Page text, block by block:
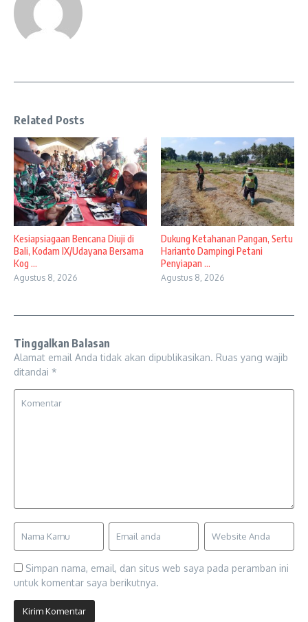
Related Posts
Kesiapsiagaan Bencana Diuji di
Bali, Kodam IX/Udayana Bersama
Kog ...
Agustus 8, 2026
Dukung Ketahanan Pangan, Sertu
Harianto Dampingi Petani
Penyiapan ...
Agustus 8, 2026
Tinggalkan Balasan
Alamat email Anda tidak akan dipublikasikan. Ruas yang wajib
ditandai *
Simpan nama, email, dan situs web saya pada peramban ini
untuk komentar saya berikutnya.